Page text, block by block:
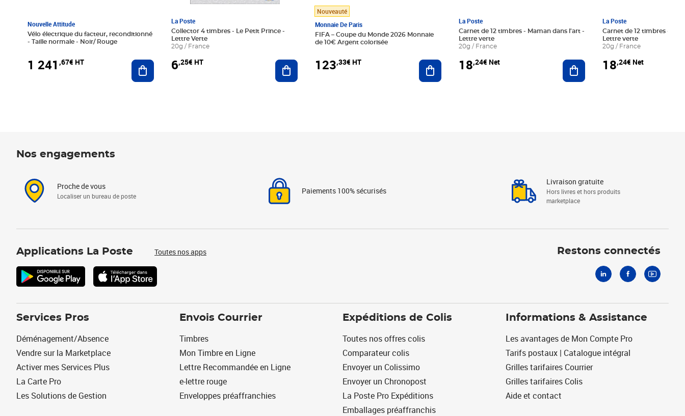
Nouvelle Attitude
Vélo électrique du facteur, reconditionné
- Taille normale - Noir/ Rouge
1 241 ,67€ HT Ajouter au panier
La Poste
Collector 4 timbres - Le Petit Prince -
Lettre Verte
20g / France
6,25€ HT Ajouter au panier
Nouveauté
Monnaie De Paris
FIFA – Coupe du Monde 2026 Monnaie
de 10€ Argent colorisée
123,33€ HT Ajouter au panier
La Poste
Carnet de 12 timbres - Maman dans l'art -
Lettre verte
20g / France
18,24€ Net Ajouter au panier
La Poste
Carnet de 12 timbres - Le
Lettre verte
20g / France
18,24€ Net
Nos engagements
Proche de vous
Localiser un bureau de poste
Paiements 100% sécurisés
Livraison gratuite
Hors livres et hors produits
marketplace
Applications La Poste Toutes nos apps Restons connectés
Services Pros
Déménagement/Absence
Vendre sur la Marketplace
Activer mes Services Plus
La Carte Pro
Les Solutions de Gestion
Envois Courrier
Timbres
Mon Timbre en Ligne
Lettre Recommandée en Ligne
e-lettre rouge
Enveloppes préaffranchies
Expéditions de Colis
Toutes nos offres colis
Comparateur colis
Envoyer un Colissimo
Envoyer un Chronopost
La Poste Pro Expéditions
Emballages préaffranchis
Informations & Assistance
Les avantages de Mon Compte Pro
Tarifs postaux | Catalogue intégral
Grilles tarifaires Courrier
Grilles tarifaires Colis
Aide et contact